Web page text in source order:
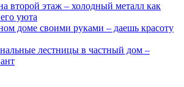
второй этаж – холодный металл как
уюта
доме своими руками – даешь красоту
лестницы в частный дом –